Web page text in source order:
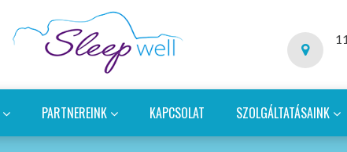
PARTNEREINK KAPCSOLAT SZOLGÁLTATÁSAINK